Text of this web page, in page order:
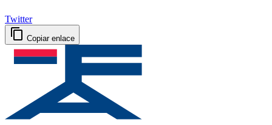
Twitter
Copiar enlace